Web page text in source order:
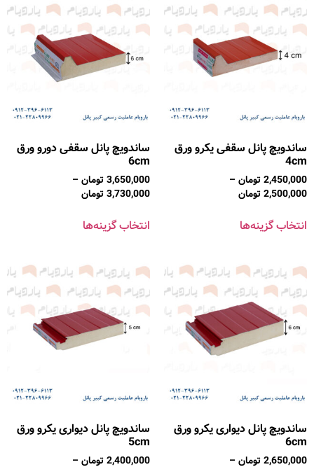
ساندویچ پانل سقفی یکرو ورق
4cm
2,450,000تومان–
2,500,000تومان
انتخاب گزینه‌ها
ساندویچ پانل سقفی دورو ورق
6cm
3,650,000تومان–
3,730,000تومان
انتخاب گزینه‌ها
ساندویچ پانل دیواری یکرو ورق
6cm
2,650,000تومان–
ساندویچ پانل دیواری یکرو ورق
5cm
2,400,000تومان–